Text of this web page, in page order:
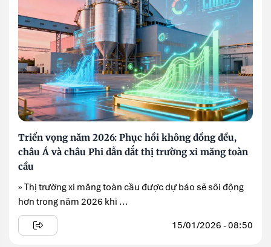
Triển vọng năm 2026: Phục hồi không đồng đều,
châu Á và châu Phi dẫn dắt thị trường xi măng toàn
cầu
» Thị trường xi măng toàn cầu được dự báo sẽ sôi động
hơn trong năm 2026 khi ...
15/01/2026 - 08:50